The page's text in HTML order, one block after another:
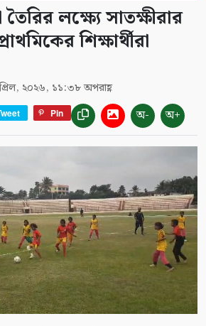
লক্ষ্যে সাতক্ষীরার
শিক্ষার্থীরা
২০২৬, ১১:৩৮ অপরাহ্ণ
Pin অ- অ+